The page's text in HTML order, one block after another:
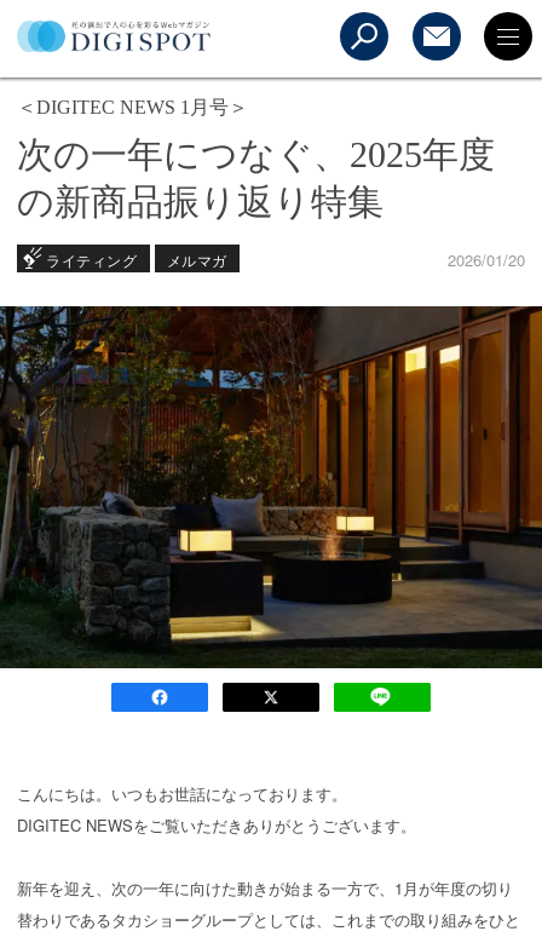
＜DIGITEC NEWS 1月号＞
次の一年につなぐ、2025年度
の新商品振り返り特集
ライティング メルマガ 2026/01/20
こんにちは。いつもお世話になっております。
DIGITEC NEWSをご覧いただきありがとうございます。
新年を迎え、次の一年に向けた動きが始まる一方で、1月が年度の切り
替わりであるタカショーグループとしては、これまでの取り組みをひと